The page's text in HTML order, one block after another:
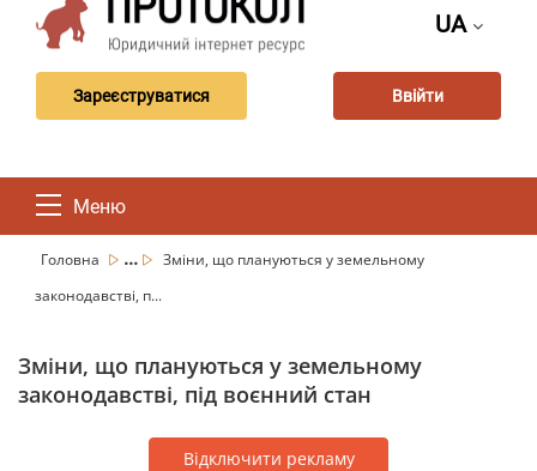
UA
Зареєструватися Ввійти
Меню
Головна ...
Зміни, що плануються у земельному
законодавстві, п...
Зміни, що плануються у земельному
законодавстві, під воєнний стан
Відключити рекламу